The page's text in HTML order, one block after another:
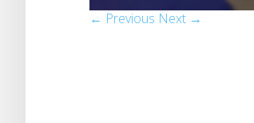
← Previous Next →